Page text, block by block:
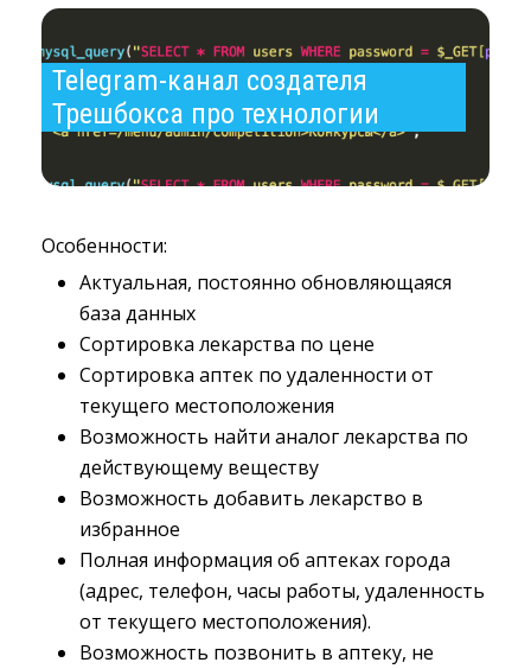
Telegram-канал создателя
Трешбокса про технологии
Особенности:
Актуальная, постоянно обновляющаяся
база данных
Сортировка лекарства по цене
Сортировка аптек по удаленности от
текущего местоположения
Возможность найти аналог лекарства по
действующему веществу
Возможность добавить лекарство в
избранное
Полная информация об аптеках города
(адрес, телефон, часы работы, удаленность
от текущего местоположения).
Возможность позвонить в аптеку, не